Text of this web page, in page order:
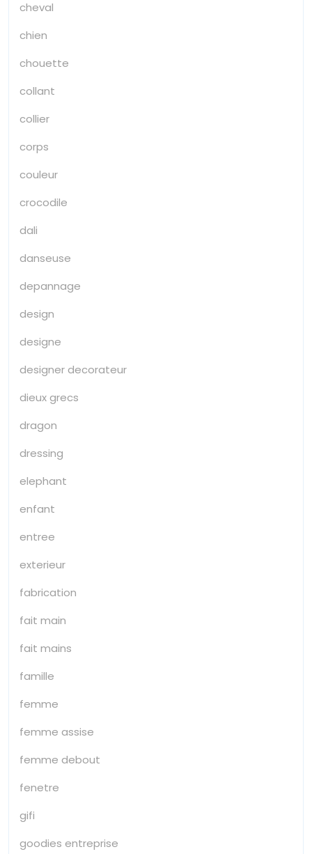
cheval
chien
chouette
collant
collier
corps
couleur
crocodile
dali
danseuse
depannage
design
designe
designer decorateur
dieux grecs
dragon
dressing
elephant
enfant
entree
exterieur
fabrication
fait main
fait mains
famille
femme
femme assise
femme debout
fenetre
gifi
goodies entreprise